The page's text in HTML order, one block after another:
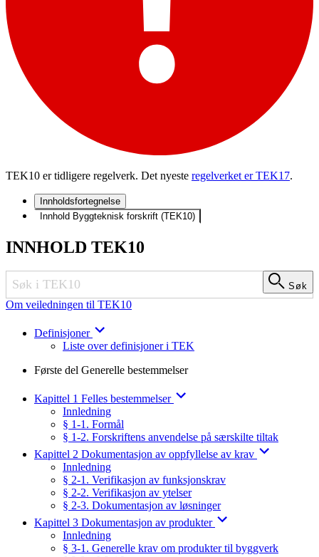
TEK10 er tidligere regelverk. Det nyeste regelverket er TEK17.
Innholdsfortegnelse
Innhold Byggteknisk forskrift (TEK10)
INNHOLD TEK10
Søk
Om veiledningen til TEK10
Definisjoner
Liste over definisjoner i TEK
Første del Generelle bestemmelser
Kapittel 1 Felles bestemmelser
Innledning
§ 1-1. Formål
§ 1-2. Forskriftens anvendelse på særskilte tiltak
Kapittel 2 Dokumentasjon av oppfyllelse av krav
Innledning
§ 2-1. Verifikasjon av funksjonskrav
§ 2-2. Verifikasjon av ytelser
§ 2-3. Dokumentasjon av løsninger
Kapittel 3 Dokumentasjon av produkter
Innledning
§ 3-1. Generelle krav om produkter til byggverk